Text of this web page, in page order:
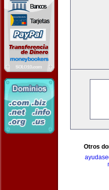
Otros